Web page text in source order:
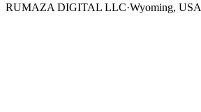
RUMAZA DIGITAL LLC·Wyoming, USA